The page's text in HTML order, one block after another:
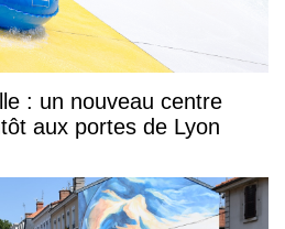
: un nouveau centre
aux portes de Lyon